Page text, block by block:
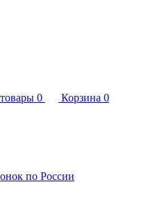
0 Корзина 0
по России